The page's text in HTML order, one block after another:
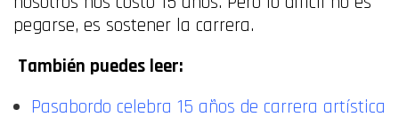
pegarse, es sostener la carrera.
También puedes leer:
Pasabordo celebra 15 años de carrera artística